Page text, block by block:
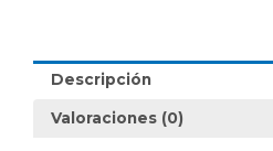
Adhesiva
Push
Descripción
Valoraciones (0)